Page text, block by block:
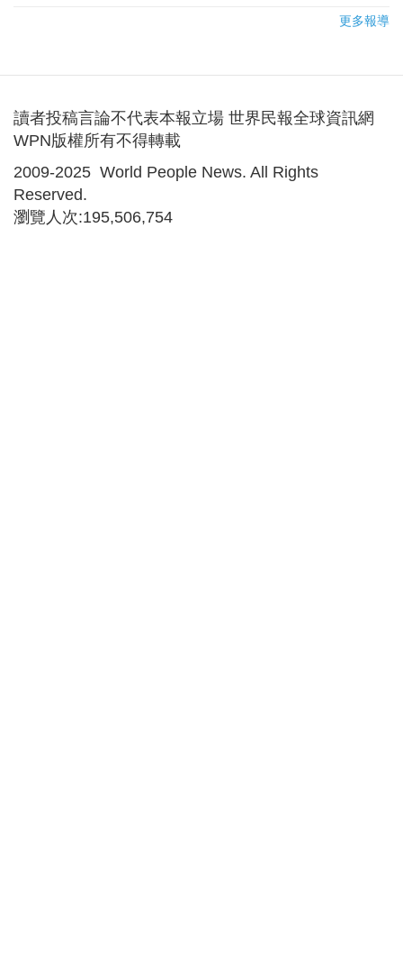
更多報導
讀者投稿言論不代表本報立場 世界民報全球資訊網
WPN版權所有不得轉載
2009-2025 World People News. All Rights
Reserved.
瀏覽人次:195,506,754